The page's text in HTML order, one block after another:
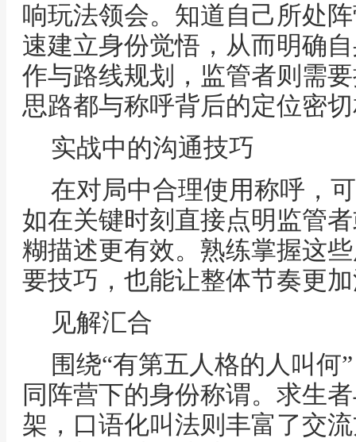
响玩法领会。知道自己所处
速建立身份觉悟，从而明确
作与路线规划，监管者则需
思路都与称呼背后的定位密
实战中的沟通技巧
在对局中合理使用称呼，
如在关键时刻直接点明监管
糊描述更有效。熟练掌握这
要技巧，也能让整体节奏更
见解汇合
围绕“有第五人格的人叫何
同阵营下的身份称谓。求生
架，口语化叫法则丰富了交